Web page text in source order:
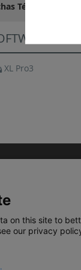
Técnicas
XL Pro3
POLÍTICA
on this site to
our privacy